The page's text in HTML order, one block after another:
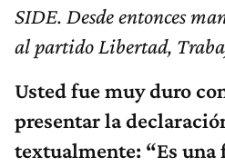
SIDE. Desde entonces
al partido Libertad,
Usted fue muy duro
presentar la
textualmente: “Es una